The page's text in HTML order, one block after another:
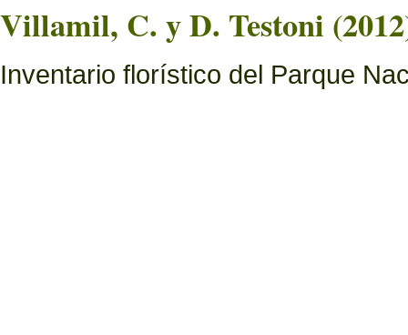
Villamil, C. y D. Testoni
Inventario florístico del Parque